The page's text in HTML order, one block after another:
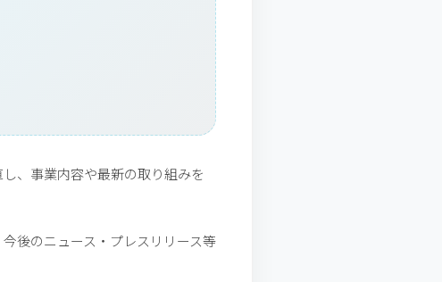
、事業内容や最新の取り組みを
後のニュース・プレスリリース等